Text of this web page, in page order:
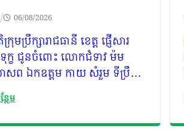
/ 06/08/2026
មប្រឹក្សារាជធានី ខេត្ត ផ្ញើសារ
ខ ជូនចំពោះ លោកជំទាវ ម៉ម
ព ឯកឧត្តម កាយ សំរួម ទីប្រឹក្សា
ាលកម្ពុជា និងជាអតីតប្រធានក្រុម
ោះកុង អាណត្តិទី១ អាណត្តិទី២
ងក្រុមគ្រួសារ
ែម